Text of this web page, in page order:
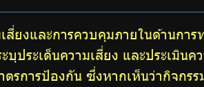
สี่ยงและการควบคุมภายในด้านก
ประเด็นความเสี่ยง และประเมิน
รการป้องกัน ซึ่งหากเห็นว่ากิจก